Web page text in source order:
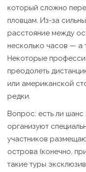
который сложно
пловцам. Из-за
расстояние между
несколько часов — а
Некоторые
преодолеть
или американской
редки.
Вопрос: есть ли шанс
организуют
участников
острова (конечно,
такие туры